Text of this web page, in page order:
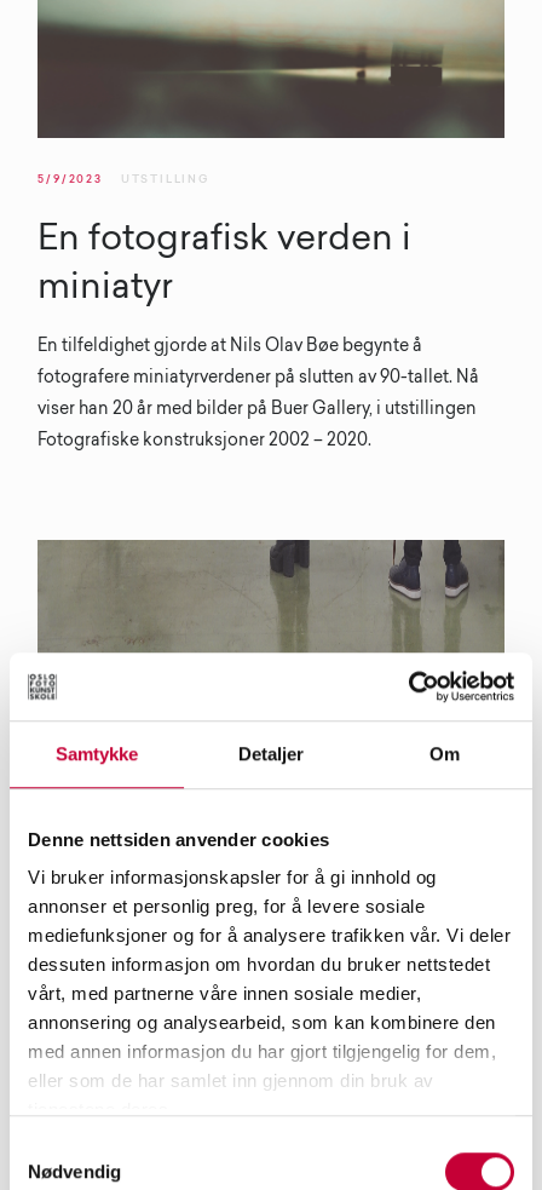
Samtykke Detaljer Om
Denne nettsiden anvender cookies
Vi bruker informasjonskapsler for å gi innhold og
annonser et personlig preg, for å levere sosiale
mediefunksjoner og for å analysere trafikken vår. Vi deler
dessuten informasjon om hvordan du bruker nettstedet
vårt, med partnerne våre innen sosiale medier,
annonsering og analysearbeid, som kan kombinere den
med annen informasjon du har gjort tilgjengelig for dem,
eller som de har samlet inn gjennom din bruk av
Nødvendig
5/9/2023 UTSTILLING
En fotografisk verden i
miniatyr
En tilfeldighet gjorde at Nils Olav Bøe begynte å
fotografere miniatyrverdener på slutten av 90-tallet. Nå
viser han 20 år med bilder på Buer Gallery, i utstillingen
Fotografiske konstruksjoner 2002 – 2020.
9/19/2022 UTSTILLING
Fotofestival vil overraske og
inspirere
Fotofestivalen Oslo Negativ skal for andre gang fylle Det
og om hva publikum får oppleve de kommende helgene.